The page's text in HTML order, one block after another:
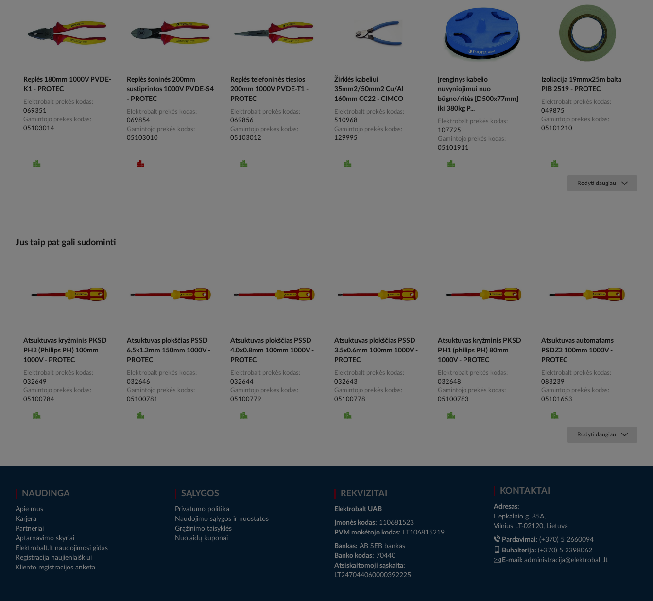
Replės 180mm 1000V PVDE-
K1 - PROTEC
Elektrobalt prekės kodas
069351
Gamintojo prekės kodas
05103014
Replės šoninės 200mm
sustiprintos 1000V PVDE-S4
- PROTEC
Elektrobalt prekės kodas
069854
Gamintojo prekės kodas
05103010
Replės telefoninės tiesios
200mm 1000V PVDE-T1 -
PROTEC
Elektrobalt prekės kodas
069856
Gamintojo prekės kodas
05103012
Žirklės kabeliui
35mm2/50mm2 Cu/Al
160mm CC22 - CIMCO
Elektrobalt prekės kodas
510968
Gamintojo prekės kodas
129995
Įrenginys kabelio
nuvyniojimui nuo
būgno/ritės [D500x77mm]
iki 380kg P...
Elektrobalt prekės kodas
107725
Gamintojo prekės kodas
05101911
Izoliacija 19mmx25m balta
PIB 2519 - PROTEC
Elektrobalt prekės kodas
049875
Gamintojo prekės kodas
05101210
Rodyti daugiau
Jus taip pat gali sudominti
Atsuktuvas kryžminis PKSD
PH2 (Philips PH) 100mm
1000V - PROTEC
Elektrobalt prekės kodas
032649
Gamintojo prekės kodas
05100784
Atsuktuvas plokščias PSSD
6.5x1.2mm 150mm 1000V -
PROTEC
Elektrobalt prekės kodas
032646
Gamintojo prekės kodas
05100781
Atsuktuvas plokščias PSSD
4.0x0.8mm 100mm 1000V -
PROTEC
Elektrobalt prekės kodas
032644
Gamintojo prekės kodas
05100779
Atsuktuvas plokščias PSSD
3.5x0.6mm 100mm 1000V -
PROTEC
Elektrobalt prekės kodas
032643
Gamintojo prekės kodas
05100778
Atsuktuvas kryžminis PKSD
PH1 (philips PH) 80mm
1000V - PROTEC
Elektrobalt prekės kodas
032648
Gamintojo prekės kodas
05100783
Atsuktuvas automatams
PSDZ2 100mm 1000V -
PROTEC
Elektrobalt prekės kodas
083239
Gamintojo prekės kodas
05101653
Rodyti daugiau
NAUDINGA
Apie mus
Karjera
Partneriai
Aptarnavimo skyriai
Elektrobalt.lt naudojimosi gidas
Registracija naujienlaiškiui
Kliento registracijos anketa
SĄLYGOS
Privatumo politika
Naudojimo sąlygos ir nuostatos
Grąžinimo taisyklės
Nuolaidų kuponai
REKVIZITAI
Elektrobalt UAB
Įmonės kodas: 110681523
PVM mokėtojo kodas: LT106815219
Bankas: AB SEB bankas
Banko kodas: 70440
Atsiskaitomoji sąskaita:
LT247044060000392225
KONTAKTAI
Adresas:
Liepkalnio g. 85A,
Vilnius LT-02120, Lietuva
Pardavimai: (+370) 5 2660094
Buhalterija: (+370) 5 2398062
E-mail: administracija@elektrobalt.lt